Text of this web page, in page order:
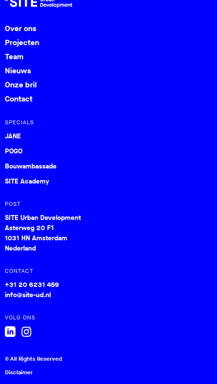
Over ons
Projecten
Team
Nieuws
Onze bril
Contact
SPECIALS
JANE
POGO
Bouwambassade
SITE Academy
POST
SITE Urban Development
Asterweg 20 F1
1031 HN Amsterdam
Nederland
CONTACT
+31 20 6231 459
info@site-ud.nl
VOLG ONS
© All Rights Reserved
Disclaimer